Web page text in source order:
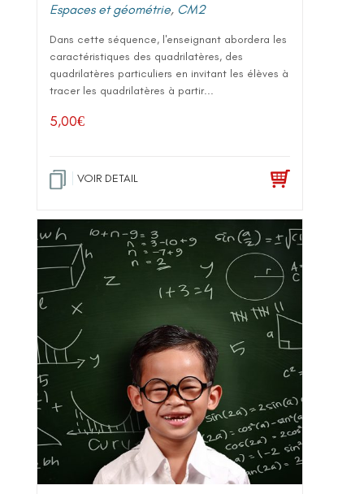
Espaces et géométrie, CM2
Dans cette séquence, l'enseignant abordera les
caractéristiques des quadrilatères, des
quadrilatères particuliers en invitant les élèves à
tracer les quadrilatères à partir...
5,00€
VOIR DETAIL